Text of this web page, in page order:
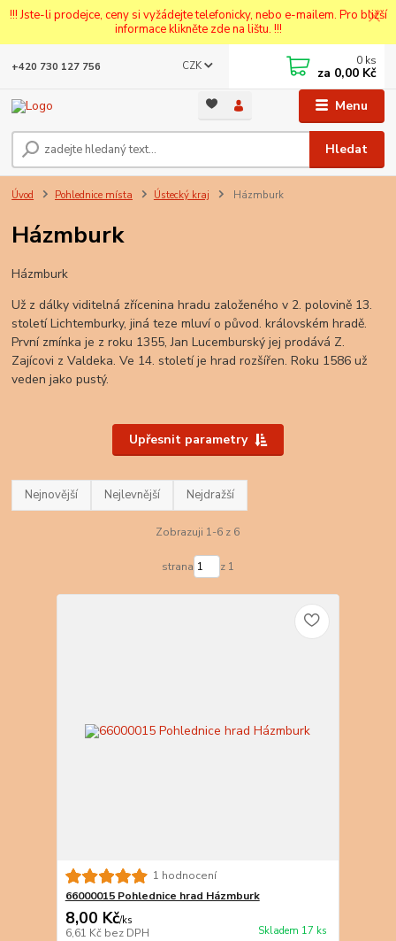
!!! Jste-li prodejce, ceny si vyžádejte telefonicky, nebo e-mailem. Pro bližší
informace klikněte zde na lištu. !!!
Menu
CZK
Hledat
+420 730 127 756 0 ks
za 0,00 Kč
Úvod Pohlednice místa Ústecký kraj Házmburk
Házmburk
Házmburk
Už z dálky viditelná zřícenina hradu založeného v 2. polovině 13.
století Lichtemburky, jiná teze mluví o původ. královském hradě.
První zmínka je z roku 1355, Jan Lucemburský jej prodává Z.
Zajícovi z Valdeka. Ve 14. století je hrad rozšířen. Roku 1586 už
veden jako pustý.
Upřesnit parametry
Nejnovější Nejlevnější Nejdražší
Zobrazuji 1-6 z 6
strana z 1
1 hodnocení
66000015 Pohlednice hrad Házmburk
8,00 Kč/ks
6,61 Kč bez DPH Skladem 17 ks